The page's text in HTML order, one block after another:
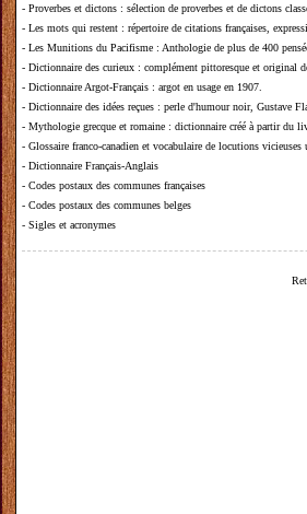
- Proverbes et dictons : sélection de proverbes et de dictons
- Les mots qui restent : répertoire de citations françaises,
- Les Munitions du Pacifisme : Anthologie de plus de 400
- Dictionnaire des curieux : complément pittoresque et original
- Dictionnaire Argot-Français : argot en usage en 1907.
- Dictionnaire des idées reçues : perle d'humour noir, Gustave
- Mythologie grecque et romaine : dictionnaire créé à partir du
- Glossaire franco-canadien et vocabulaire de locutions vicieuses
- Dictionnaire Français-Anglais
- Codes postaux des communes françaises
- Codes postaux des communes belges
- Sigles et acronymes